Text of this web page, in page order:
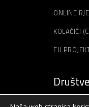
ONLINE
KOLAČIĆI
EU